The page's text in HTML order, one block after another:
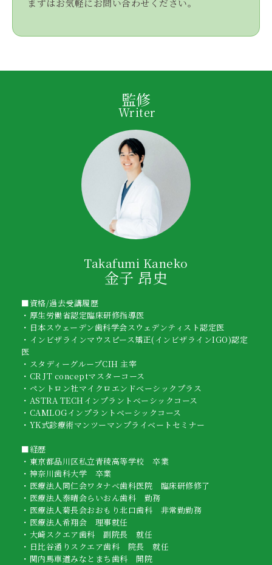
監修
Writer
Takafumi Kaneko
金子 昂史
■資格/過去受講履歴
・厚生労働省認定臨床研修指導医
・日本スウェーデン歯科学会スウェデンティスト認定医
・インビザラインマウスピース矯正(インビザラインIGO)認定
医
・スタディーグループCIH 主宰
・CR JT conceptマスターコース
・ペントロン社マイクロエンドベーシックプラス
・ASTRA TECHインプラントベーシックコース
・CAMLOGインプラントベーシックコース
・YK式診療術マンツーマンプライベートセミナー
■経歴
・東京都品川区私立青稜高等学校 卒業
・神奈川歯科大学 卒業
・医療法人同仁会ワタナベ歯科医院 臨床研修修了
・医療法人泰晴会らいおん歯科 勤務
・医療法人菊長会おおもり北口歯科 非常勤勤務
・医療法人希翔会 理事就任
・大崎スクエア歯科 副院長 就任
・日比谷通りスクエア歯科 院長 就任
・関内馬車道みなとまち歯科 開院